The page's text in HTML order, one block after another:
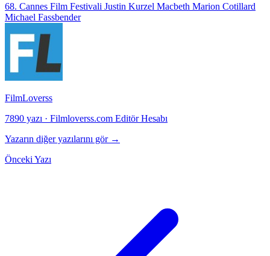
68. Cannes Film Festivali Justin Kurzel Macbeth Marion Cotillard
Michael Fassbender
FilmLoverss
7890 yazı · Filmloverss.com Editör Hesabı
Yazarın diğer yazılarını gör →
Önceki Yazı